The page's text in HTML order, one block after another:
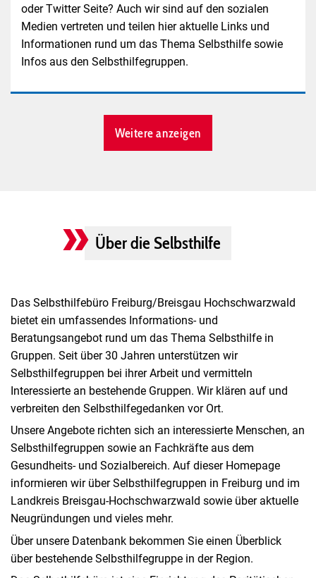
oder Twitter Seite? Auch wir sind auf den sozialen
Medien vertreten und teilen hier aktuelle Links und
Informationen rund um das Thema Selbsthilfe sowie
Infos aus den Selbsthilfegruppen.
Weitere anzeigen
Über die Selbsthilfe
Das Selbsthilfebüro Freiburg/Breisgau Hochschwarzwald
bietet ein umfassendes Informations- und
Beratungsangebot rund um das Thema Selbsthilfe in
Gruppen. Seit über 30 Jahren unterstützen wir
Selbsthilfegruppen bei ihrer Arbeit und vermitteln
Interessierte an bestehende Gruppen. Wir klären auf und
verbreiten den Selbsthilfegedanken vor Ort.
Unsere Angebote richten sich an interessierte Menschen, an
Selbsthilfegruppen sowie an Fachkräfte aus dem
Gesundheits- und Sozialbereich. Auf dieser Homepage
informieren wir über Selbsthilfegruppen in Freiburg und im
Landkreis Breisgau-Hochschwarzwald sowie über aktuelle
Neugründungen und vieles mehr.
Über unsere Datenbank bekommen Sie einen Überblick
über bestehende Selbsthilfegruppe in der Region.